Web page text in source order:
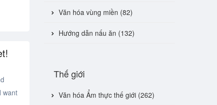
want
Văn hóa vùng miền (82)
Hướng dẫn nấu ăn (132)
Thế giới
Văn hóa Ẩm thực thế giới (262)